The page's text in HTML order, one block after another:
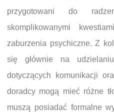
przygotowani do
skomplikowanymi
zaburzenia psychiczne. Z
się głównie na
dotyczących komunikacji
doradcy mogą mieć różne
muszą posiadać formalne